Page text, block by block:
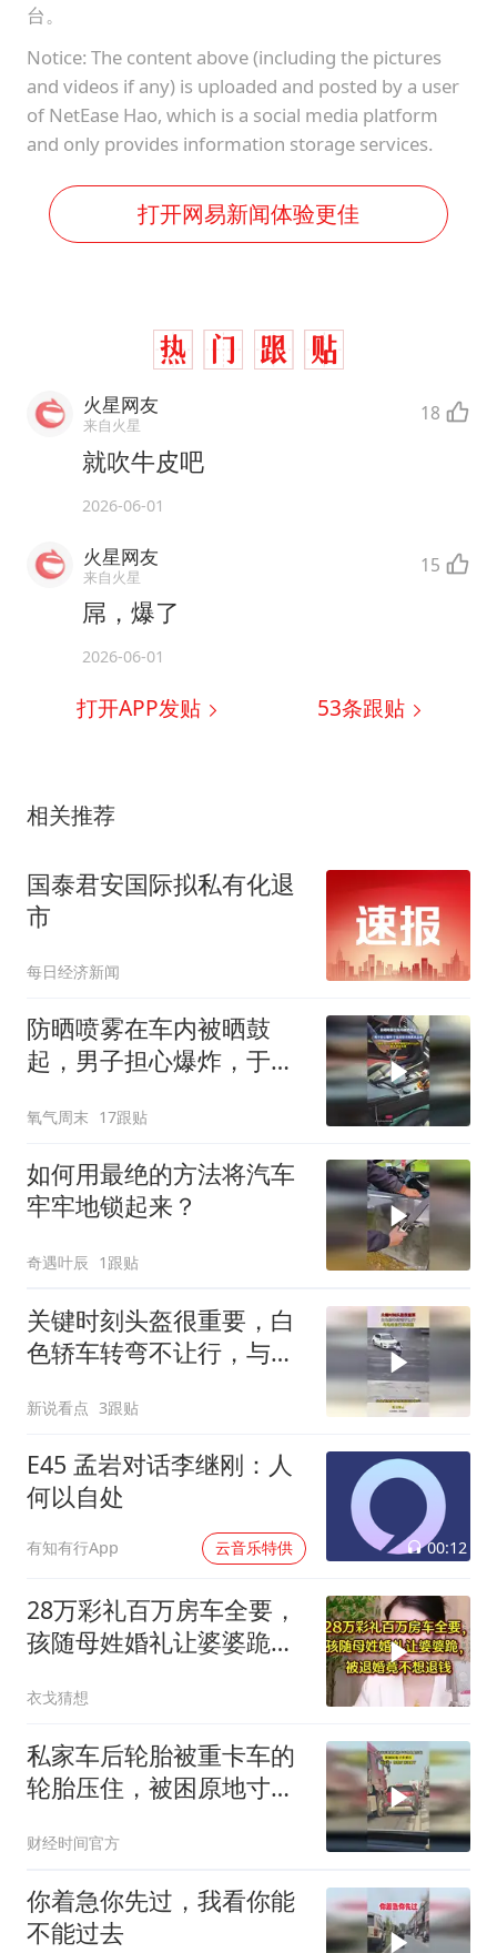
台。
Notice: The content above (including the pictures
and videos if any) is uploaded and posted by a user
of NetEase Hao, which is a social media platform
and only provides information storage services.
打开网易新闻体验更佳
火星网友
来自火星 18
就吹牛皮吧
2026-06-01
火星网友
来自火星 15
屌，爆了
2026-06-01
打开APP发贴 53条跟贴
相关推荐
国泰君安国际拟私有化退
市
每日经济新闻
防晒喷雾在车内被晒鼓
起，男子担心爆炸，于是
氧气周末 17跟贴
如何用最绝的方法将汽车
牢牢地锁起来？
奇遇叶辰 1跟贴
关键时刻头盔很重要，白
色轿车转弯不让行，与电
新说看点 3跟贴
E45 孟岩对话李继刚：人
何以自处
有知有行App 云音乐特供 00:12
28万彩礼百万房车全要，
孩随母姓婚礼让婆婆跪，
衣戈猜想
私家车后轮胎被重卡车的
轮胎压住，被困原地寸步
财经时间官方
你着急你先过，我看你能
不能过去